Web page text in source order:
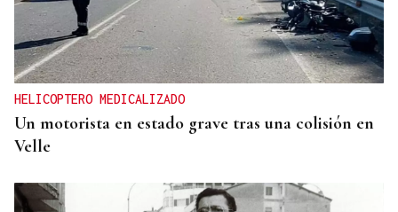
HELICOPTERO MEDICALIZADO
Un motorista en estado grave tras una colisión en
Velle